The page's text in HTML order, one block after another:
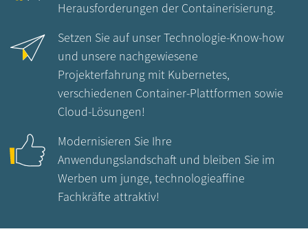
Herausforderungen der Containerisierung.
Setzen Sie auf unser Technologie-Know-how
und unsere nachgewiesene
Projekterfahrung mit Kubernetes,
verschiedenen Container-Plattformen sowie
Cloud-Lösungen!
Modernisieren Sie Ihre
Anwendungslandschaft und bleiben Sie im
Werben um junge, technologieaffine
Fachkräfte attraktiv!